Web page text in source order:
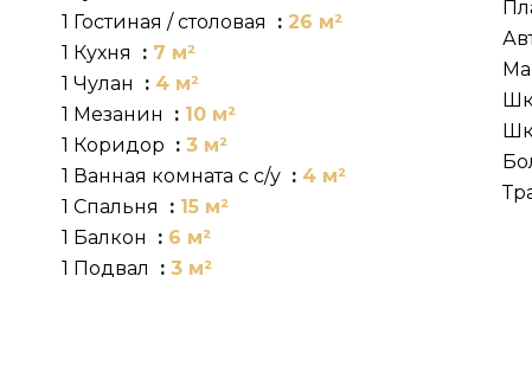
1 Гостиная / столовая
26 м²
1 Кухня
7 м²
1 Чулан
4 м²
1 Мезанин
10 м²
1 Коридор
3 м²
1 Ванная комната с с/у
4 м²
1 Спальня
15 м²
1 Балкон
6 м²
1 Подвал
3 м²